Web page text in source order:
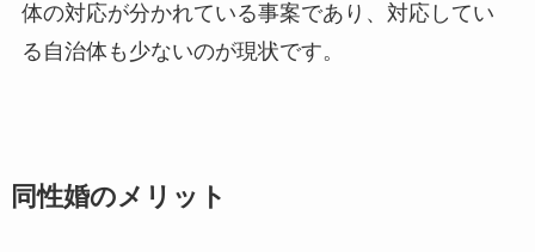
体の対応が分かれている事案であり、対応してい
る自治体も少ないのが現状です。
同性婚のメリット